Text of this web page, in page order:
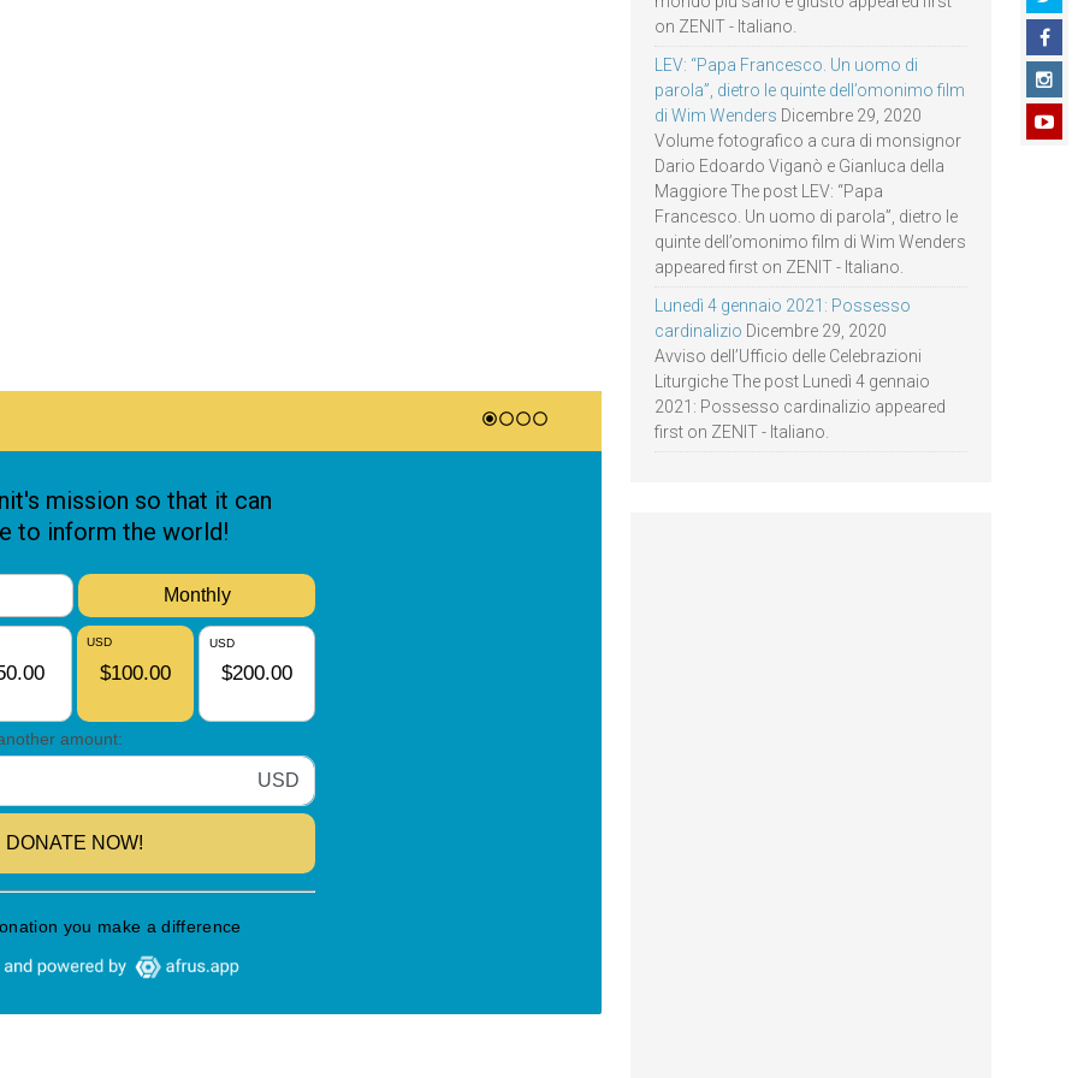
on ZENIT - Italiano.
LEV: “Papa Francesco. Un uomo di
parola”, dietro le quinte dell’omonimo film
di Wim Wenders Dicembre 29, 2020
Volume fotografico a cura di monsignor
Dario Edoardo Viganò e Gianluca della
Maggiore The post LEV: “Papa
Francesco. Un uomo di parola”, dietro le
quinte dell’omonimo film di Wim Wenders
appeared first on ZENIT - Italiano.
Lunedì 4 gennaio 2021: Possesso
cardinalizio Dicembre 29, 2020
Avviso dell’Ufficio delle Celebrazioni
Liturgiche The post Lunedì 4 gennaio
2021: Possesso cardinalizio appeared
first on ZENIT - Italiano.